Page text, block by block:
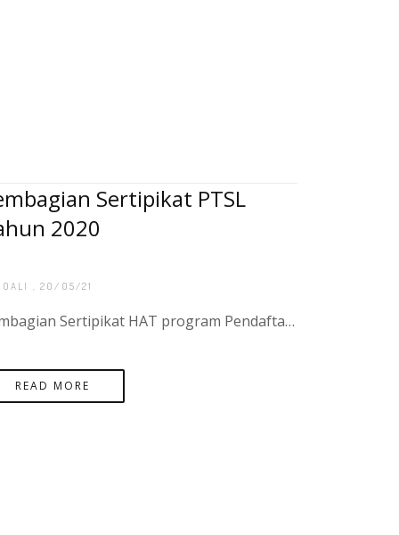
Sertipikat PTSL
2020
, 20/05/21
Pembagian Sertipikat HAT program Pendaftaran Tanah Sistematis Lengkap (PTSL) sebanyak 900 Sertipikat di desa Pasir Putih Kecamatan Sadai, Kota Binjai.
READ MORE